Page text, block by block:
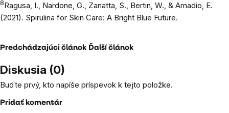
8Ragusa, I., Nardone, G., Zanatta, S., Bertin, W., & Amadio, E.
(2021). Spirulina for Skin Care: A Bright Blue Future.
Predchádzajúci článok Ďalší článok
Diskusia (0)
Buďte prvý, kto napíše príspevok k tejto položke.
Pridať komentár